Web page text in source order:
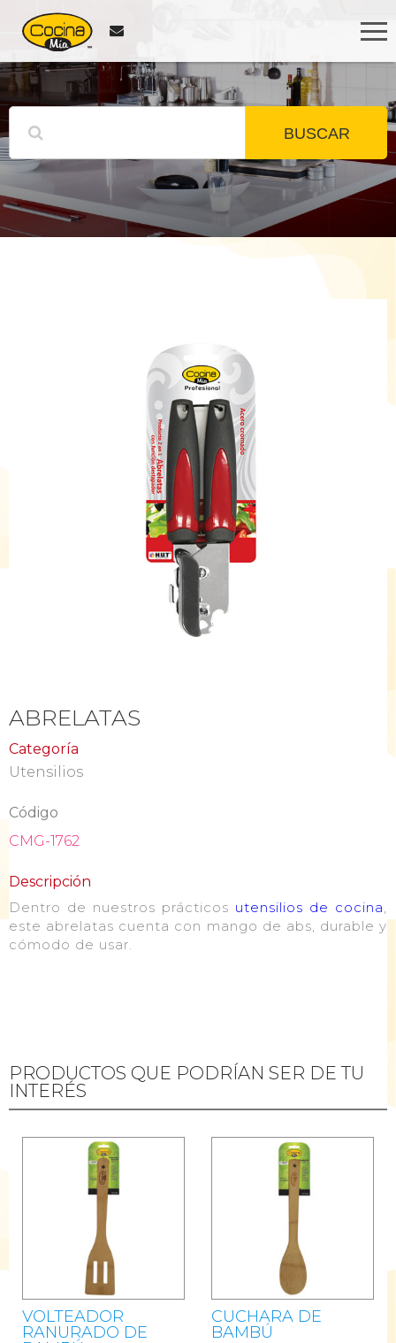
BUSCAR
ABRELATAS
Categoría
Utensilios
Código
CMG-1762
Descripción
Dentro de nuestros prácticos utensilios de cocina,
este abrelatas cuenta con mango de abs, durable y
cómodo de usar.
PRODUCTOS QUE PODRÍAN SER DE TU
INTERÉS
VOLTEADOR
RANURADO DE
CUCHARA DE
BAMBÚ